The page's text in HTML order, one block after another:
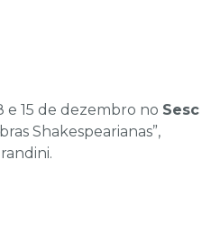
e 15 de dezembro no Sesc
Shakespearianas”,